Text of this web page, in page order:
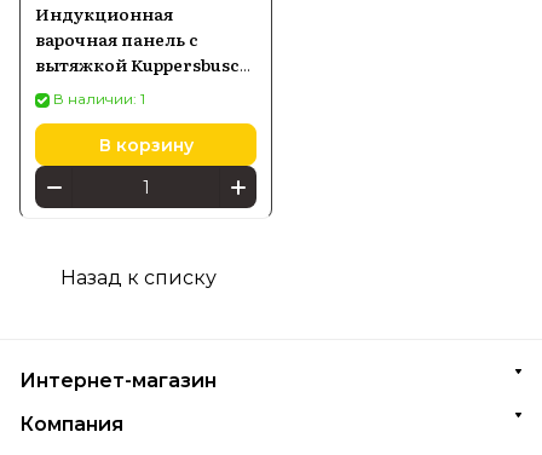
Индукционная
варочная панель с
вытяжкой Kuppersbusch
KMI 9850.0 SR
В наличии: 1
В корзину
Назад к списку
Интернет-магазин
Компания